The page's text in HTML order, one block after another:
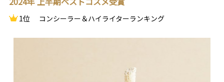
1位 コンシーラー＆ハイライターランキング